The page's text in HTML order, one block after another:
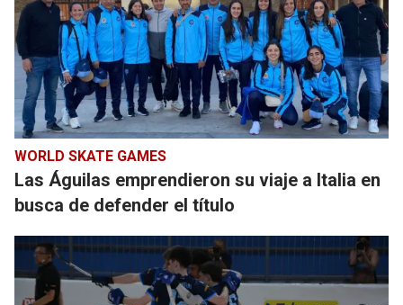
WORLD SKATE GAMES
Las Águilas emprendieron su viaje a Italia en
busca de defender el título